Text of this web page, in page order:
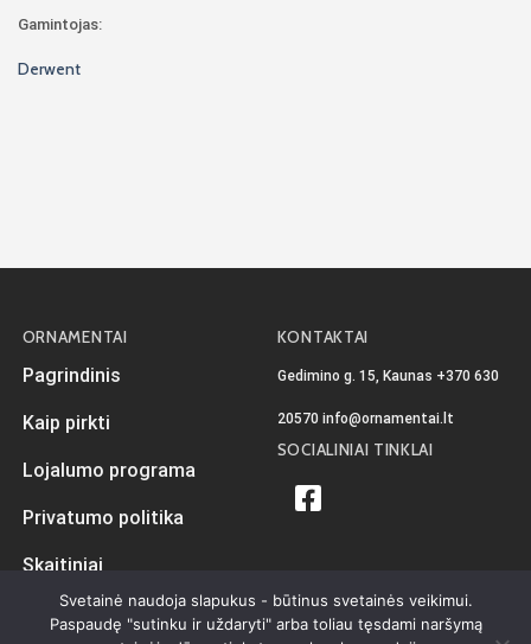
Gamintojas:
Derwent
ORNAMENTAI
Pagrindinis
Kaip pirkti
Lojalumo programa
Privatumo politika
Skaitiniai
KONTAKTAI
Gedimino g. 15, Kaunas +370 630
20570 info@ornamentai.lt
SOCIALINIAI TINKLAI
Svetainė naudoja slapukus - būtinus svetainės veikimui.
Paspaudę "sutinku ir uždaryti" arba toliau tęsdami naršymą